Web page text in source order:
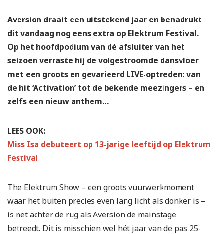
Aversion draait een uitstekend jaar en benadrukt
dit vandaag nog eens extra op Elektrum Festival.
Op het hoofdpodium van dé afsluiter van het
seizoen verraste hij de volgestroomde dansvloer
met een groots en gevarieerd LIVE-optreden: van
de hit ‘Activation’ tot de bekende meezingers – en
zelfs een nieuw anthem…
LEES OOK:
Miss Isa debuteert op 13-jarige leeftijd op Elektrum
Festival
The Elektrum Show – een groots vuurwerkmoment
waar het buiten precies even lang licht als donker is –
is net achter de rug als Aversion de mainstage
betreedt. Dit is misschien wel hét jaar van de pas 25-